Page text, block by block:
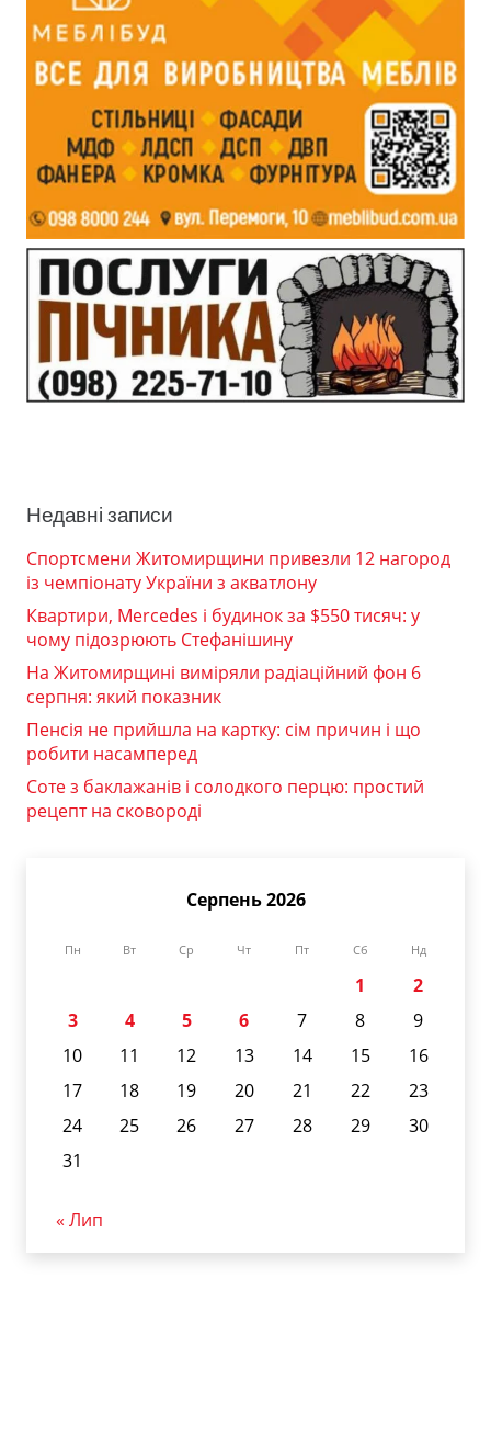
Недавні записи
Спортсмени Житомирщини привезли 12 нагород
із чемпіонату України з акватлону
Квартири, Mercedes і будинок за $550 тисяч: у
чому підозрюють Стефанішину
На Житомирщині виміряли радіаційний фон 6
серпня: який показник
Пенсія не прийшла на картку: сім причин і що
робити насамперед
Соте з баклажанів і солодкого перцю: простий
рецепт на сковороді
Серпень 2026
Пн Вт Ср Чт Пт Сб Нд
1
2
3
4 5 6 7 8
9
10
11 12 13 14 15
16
17
18 19 20 21 22
23
24
25 26 27 28 29
30
31
« Лип